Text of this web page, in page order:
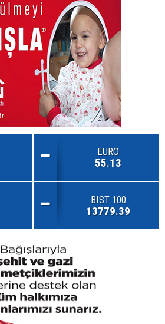
EURO
55.13
BIST 100
13779.39